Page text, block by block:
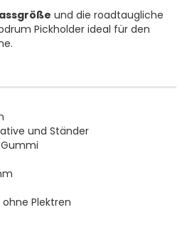
und die roadtaugliche
Pickholder ideal für den
und Ständer
ohne Plektren